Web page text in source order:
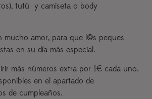
tutú y camiseta o body
mucho amor, para que l@s peques
en su día más especial.
más números extra por 1€ cada uno.
en el apartado de
de cumpleaños.